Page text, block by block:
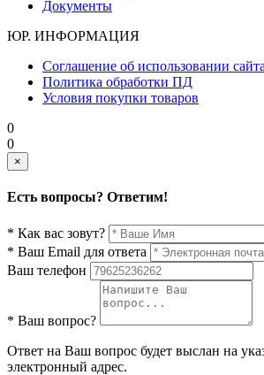
Документы
ЮР. ИНФОРМАЦИЯ
Соглашение об использовании сайта
Политика обработки ПД
Условия покупки товаров
0
0
×
Есть вопросы? Ответим!
* Как вас зовут?
* Ваш Email для ответа
Ваш телефон
* Ваш вопрос?
Ответ на Ваш вопрос будет выслан на
электронный адрес.